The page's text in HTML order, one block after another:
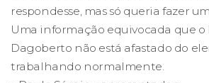
respondesse, mas só queria fazer
Uma informação equivocada que o
Dagoberto não está afastado do
trabalhando normalmente.